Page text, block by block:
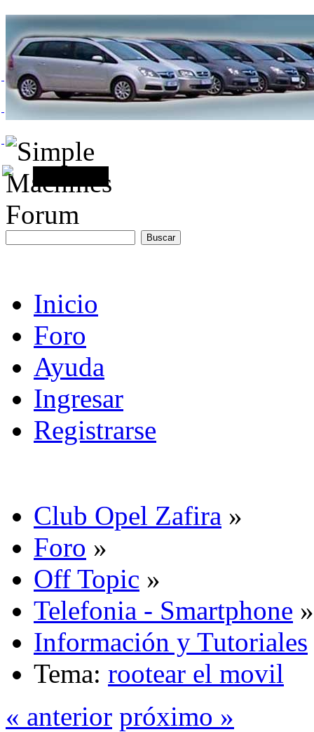
Inicio
Foro
Ayuda
Ingresar
Registrarse
Club Opel Zafira »
Foro »
Off Topic »
Telefonia - Smartphone »
Información y Tutoriales
Tema: rootear el movil
« anterior próximo »